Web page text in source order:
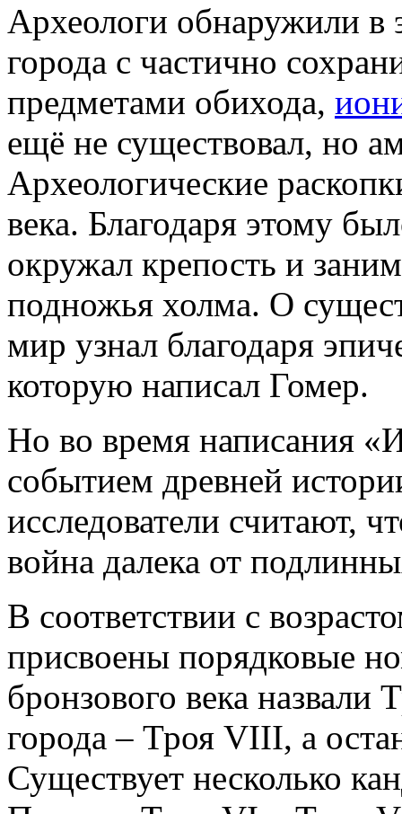
Археологи обнаружили в
города с частично
предметами обихода,
ещё не существовал, но
Археологические
века. Благодаря этому
окружал крепость и
подножья холма. О
мир узнал благодаря
которую написал Гомер.
Но во время написания
событием древней
исследователи считают,
война далека от
В соответствии с
присвоены порядковые
бронзового века назвали
города – Троя VΙΙΙ, а
Существует несколько